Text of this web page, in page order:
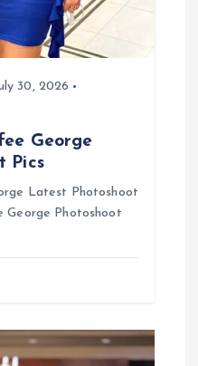
30, 2026
George
Pics
Latest Photoshoot
George Photoshoot